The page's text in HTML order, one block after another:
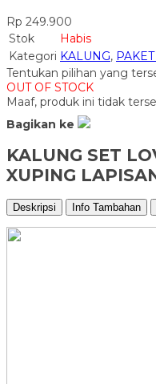
Rp 249.900
Stok
Habis
Kategori KALUNG,
Tentukan pilihan yang
OUT OF STOCK
Maaf, produk ini tidak
Bagikan ke
KALUNG SET
XUPING
Deskripsi Info Tambahan